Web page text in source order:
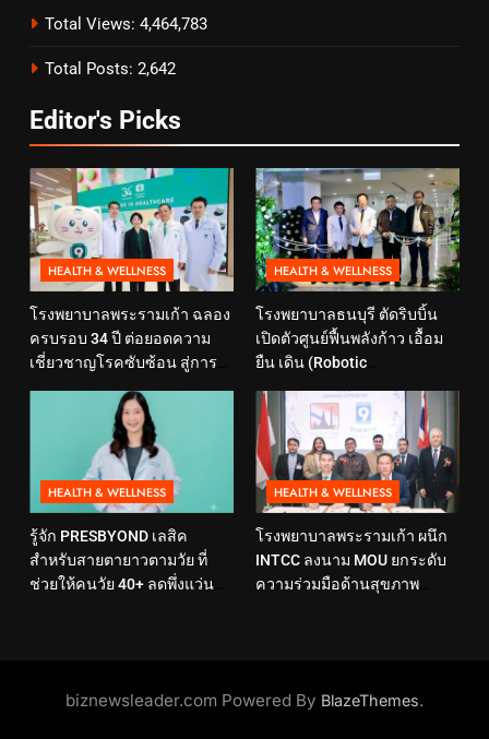
Total Views: 4,464,783
Total Posts: 2,642
Editor's Picks
HEALTH & WELLNESS
โรงพยาบาลพระรามเก้า ฉลอง
ครบรอบ 34 ปี ต่อยอดความ
เชี่ยวชาญโรคซับซ้อน สู่การ
โจทย์ไลฟ์สไตล์ ภายใต้แนวคิด
“SELF-CARE IS HEALTHCARE”
HEALTH & WELLNESS
โรงพยาบาลธนบุรี ตัดริบบิ้น
เปิดตัวศูนย์ฟื้นพลังก้าว เอื้อม
ยืน เดิน (Robotic
เทคโนโลยีสุดล้ำ หุ่นยนต์ฝึก
เดิน มาเพิ่มประสิทธิภาพ
HEALTH & WELLNESS
รู้จัก PRESBYOND เลสิค
สำหรับสายตายาวตามวัย ที่
ช่วยให้คนวัย 40+ ลดพึ่งแว่น
HEALTH & WELLNESS
โรงพยาบาลพระรามเก้า ผนึก
INTCC ลงนาม MOU ยกระดับ
ความร่วมมือด้านสุขภาพ
biznewsleader.com Powered By BlazeThemes.